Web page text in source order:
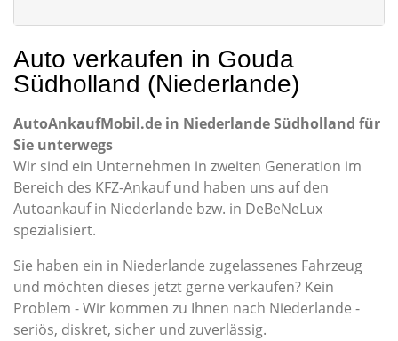
Auto verkaufen in Gouda
Südholland (Niederlande)
AutoAnkaufMobil.de in Niederlande Südholland für
Sie unterwegs
Wir sind ein Unternehmen in zweiten Generation im
Bereich des KFZ-Ankauf und haben uns auf den
Autoankauf in Niederlande bzw. in DeBeNeLux
spezialisiert.
Sie haben ein in Niederlande zugelassenes Fahrzeug
und möchten dieses jetzt gerne verkaufen? Kein
Problem - Wir kommen zu Ihnen nach Niederlande -
seriös, diskret, sicher und zuverlässig.